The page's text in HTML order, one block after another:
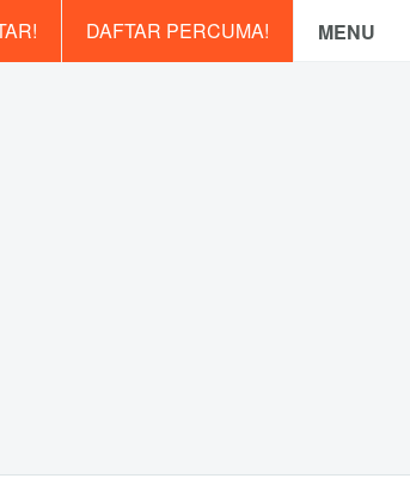
MENU
DAFTAR PERCUMA!